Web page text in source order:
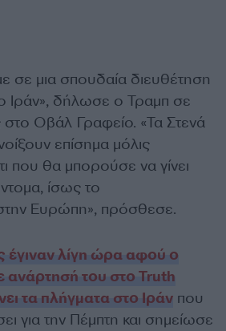
σε μια σπουδαία διευθέτηση
Ιράν», δήλωσε ο Τραμπ σε
Οβάλ Γραφείο. «Τα Στενά
επίσημα μόλις
που θα μπορούσε να γίνει
ίσως το
Ευρώπη», πρόσθεσε.
έγιναν λίγη ώρα αφού ο
του στο Truth
τα πλήγματα στο Ιράν που
για την Πέμπτη και σημείωσε